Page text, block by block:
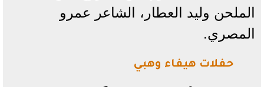
الملحن وليد العطار، الشاعر عمرو
المصري.
حفلات هيفاء وهبي